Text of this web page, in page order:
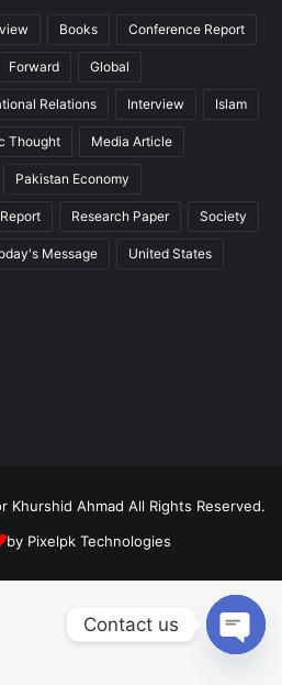
Books Conference Report
Forward Global
Relations Interview Islam
Thought Media Article
Pakistan Economy
Report Research Paper Society
Message United States
Ahmad All Rights Reserved.
by Pixelpk Technologies
Contact us